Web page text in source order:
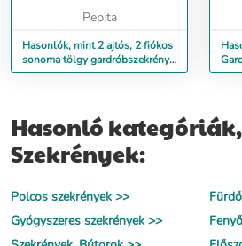
Pepita
Hasonlók, mint 2 ajtós, 2 fiókos
sonoma tölgy gardróbszekrény -
180x90x50cm
Hasonló
Szekrények:
Polcos szekrények >>
Gyógyszeres szekrények >>